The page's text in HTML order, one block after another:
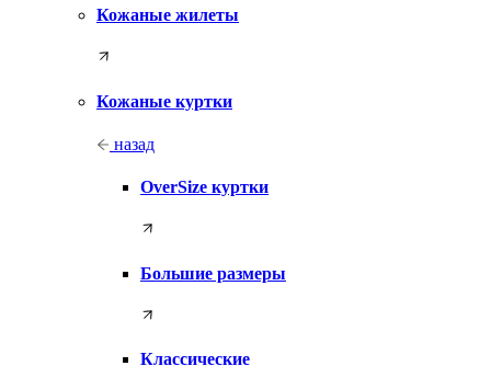
Кожаные жилеты
Кожаные куртки
назад
OverSize куртки
Большие размеры
Классические